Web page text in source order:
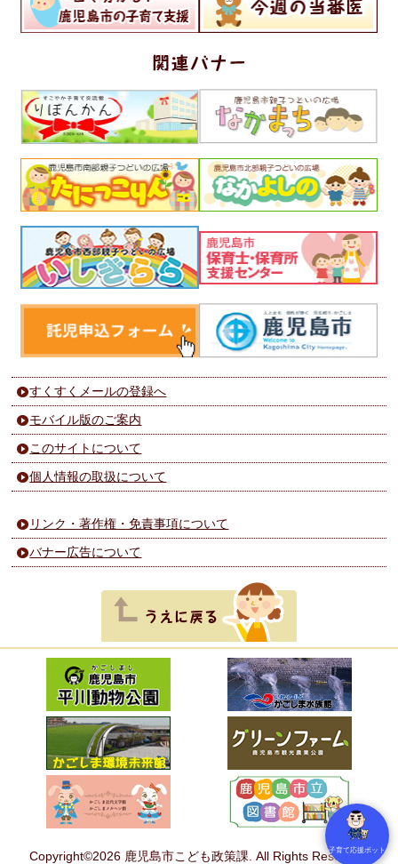
すくすくメールの登録へ
モバイル版のご案内
このサイトについて
個人情報の取扱について
リンク・著作権・免責事項について
バナー広告について
Copyright©2026 鹿児島市こども政策課. All Rights Reserved.
子育て応援ボット